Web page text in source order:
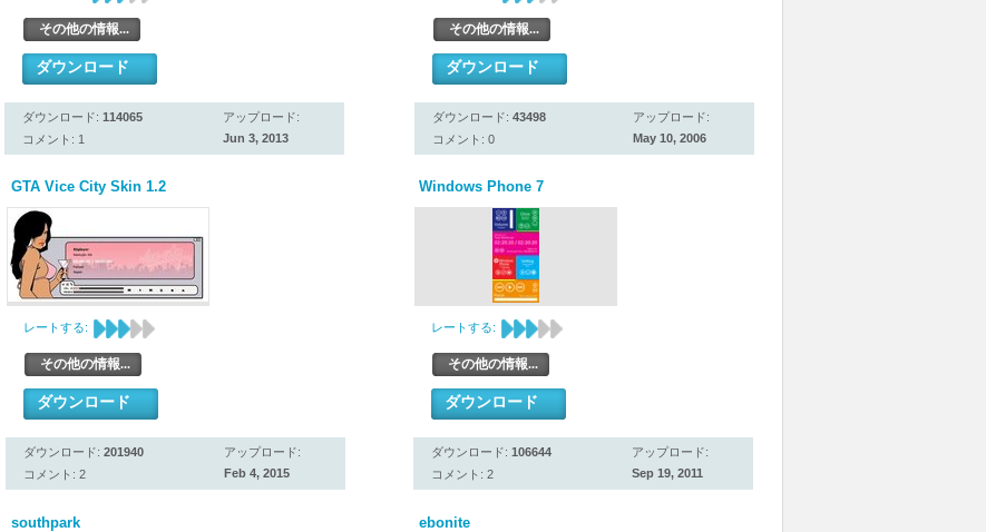
その他の情報...
ダウンロード
ダウンロード: 114065
コメント: 1
アップロード:
Jun 3, 2013
その他の情報...
ダウンロード
ダウンロード: 43498
コメント: 0
アップロード:
May 10, 2006
GTA Vice City Skin 1.2
レートする:
その他の情報...
ダウンロード
ダウンロード: 201940
コメント: 2
アップロード:
Feb 4, 2015
Windows Phone 7
レートする:
その他の情報...
ダウンロード
ダウンロード: 106644
コメント: 2
アップロード:
Sep 19, 2011
southpark ebonite